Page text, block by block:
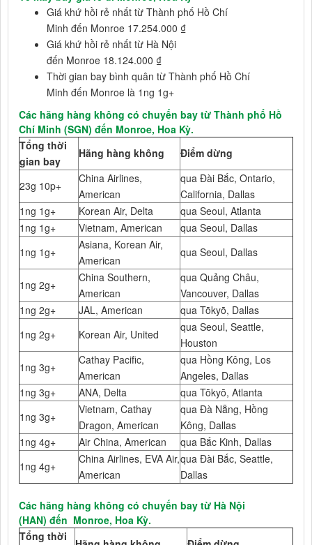
Giá khứ hồi rẻ nhất từ Thành phố Hồ Chí
Minh đến Monroe 17.254.000 ₫
Giá khứ hồi rẻ nhất từ Hà Nội
đến Monroe 18.124.000 ₫
Thời gian bay bình quân từ Thành phố Hồ Chí
Minh đến Monroe là 1ng 1g+
Các hãng hàng không có chuyến bay từ Thành phố Hồ
Chí Minh (SGN) đến Monroe, Hoa Kỳ.
Tổng thời
gian bay
Hãng hàng không Điểm dừng
23g 10p+
China Airlines,
American
qua Đài Bắc, Ontario,
California, Dallas
1ng 1g+
Korean Air, Delta
qua Seoul, Atlanta
1ng 1g+
Vietnam, American
qua Seoul, Dallas
1ng 1g+
Asiana, Korean Air,
American
qua Seoul, Dallas
1ng 2g+
China Southern,
American
qua Quảng Châu,
Vancouver, Dallas
1ng 2g+
JAL, American
qua Tōkyō, Dallas
1ng 2g+
Korean Air, United
qua Seoul, Seattle,
Houston
1ng 3g+
Cathay Pacific,
American
qua Hồng Kông, Los
Angeles, Dallas
1ng 3g+
ANA, Delta
qua Tōkyō, Atlanta
1ng 3g+
Vietnam, Cathay
Dragon, American
qua Đà Nẵng, Hồng
Kông, Dallas
1ng 4g+
Air China, American
qua Bắc Kinh, Dallas
1ng 4g+
China Airlines, EVA Air,
American
qua Đài Bắc, Seattle,
Dallas
Các hãng hàng không có chuyến bay từ Hà Nội
(HAN) đến Monroe, Hoa Kỳ.
Tổng thời